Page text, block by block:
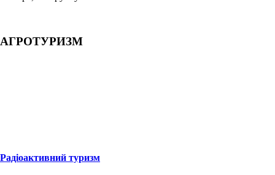
АГРОТУРИЗМ
Радіоактивний туризм